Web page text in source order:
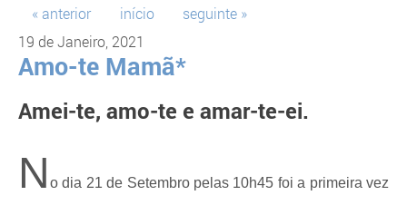
« anterior início
seguinte »
19 de Janeiro, 2021
Amo-te Mamã*
Amei-te, amo-te e amar-te-ei.
N o dia 21 de Setembro pelas 10h45 foi a primeira vez